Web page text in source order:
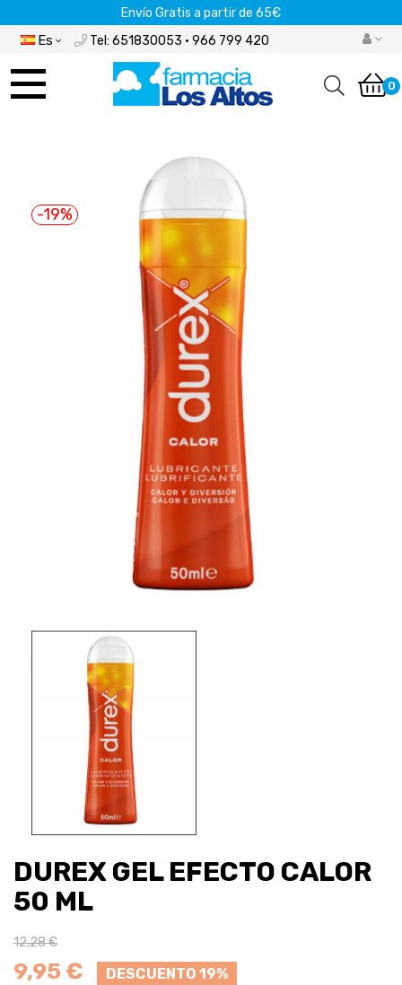
Envío Gratis a partir de 65€
Es Tel: 651830053 · 966 799 420
Navegación 0
-19%
DUREX GEL EFECTO CALOR
50 ML
12,28 €
9,95 € DESCUENTO 19%